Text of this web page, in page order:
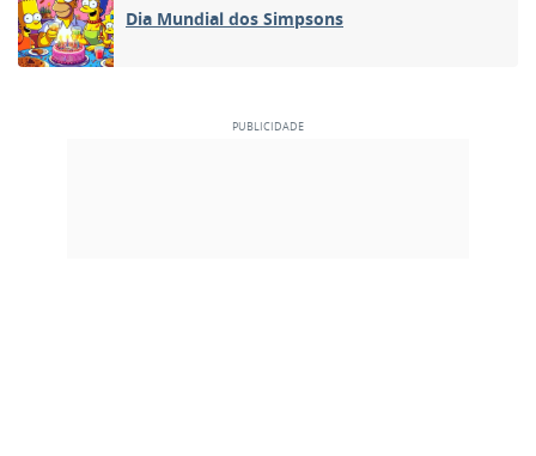
Dia Mundial dos Simpsons